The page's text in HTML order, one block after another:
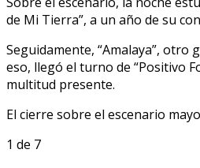
de Mi Tierra”, a un año de su
Seguidamente, “Amalaya”,
eso, llegó el turno de “Positivo
multitud presente.
El cierre sobre el escenario
1 de 7